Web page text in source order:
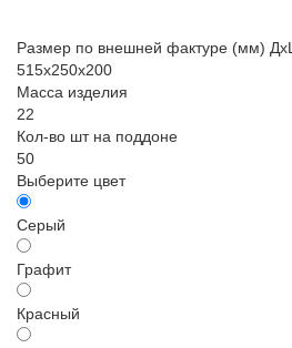
Размер по внешней фактуре (мм)
515х250х200
Масса изделия
22
Кол-во шт на поддоне
50
Выберите цвет
Серый
Графит
Красный